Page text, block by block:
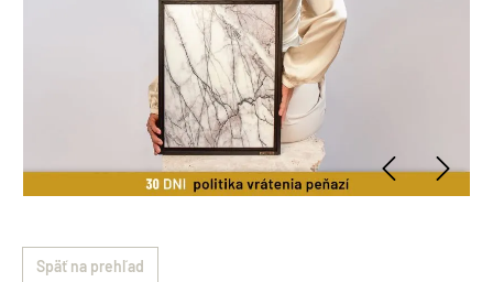
Späť na prehľad